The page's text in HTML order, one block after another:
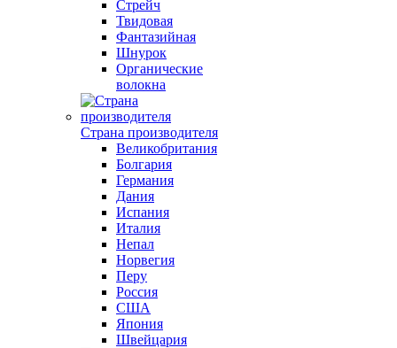
Стрейч
Твидовая
Фантазийная
Шнурок
Органические
волокна
Страна производителя
Великобритания
Болгария
Германия
Дания
Испания
Италия
Непал
Норвегия
Перу
Россия
США
Япония
Швейцария